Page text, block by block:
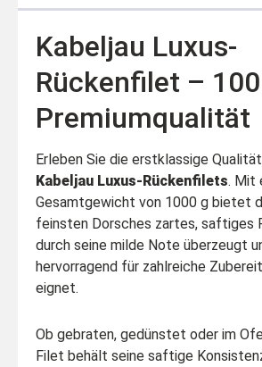
Kabeljau Luxus-
Rückenfilet –
Premiumqualität
Erleben Sie die erstklassige
Kabeljau Luxus-Rückenfilets. Mit
Gesamtgewicht von 1000 g bietet
feinsten Dorsches zartes, saftiges
durch seine milde Note überzeugt
hervorragend für zahlreiche
eignet.
Ob gebraten, gedünstet oder im
Filet behält seine saftige